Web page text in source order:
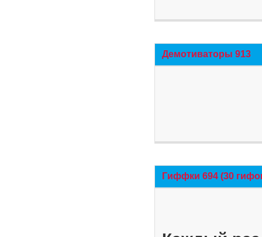
Демотиваторы 913
Гиффки 694 (30